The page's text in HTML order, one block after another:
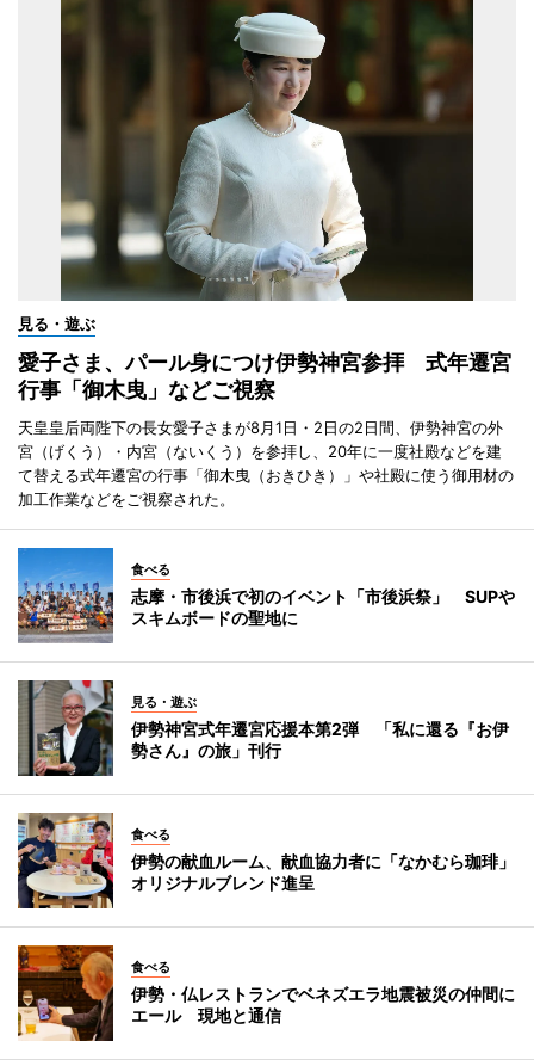
見る・遊ぶ
愛子さま、パール身につけ伊勢神宮参拝 式年遷宮
行事「御木曳」などご視察
天皇皇后両陛下の長女愛子さまが8月1日・2日の2日間、伊勢神宮の外
宮（げくう）・内宮（ないくう）を参拝し、20年に一度社殿などを建
て替える式年遷宮の行事「御木曳（おきひき）」や社殿に使う御用材の
加工作業などをご視察された。
食べる
志摩・市後浜で初のイベント「市後浜祭」 SUPや
スキムボードの聖地に
見る・遊ぶ
伊勢神宮式年遷宮応援本第2弾 「私に還る『お伊
勢さん』の旅」刊行
食べる
伊勢の献血ルーム、献血協力者に「なかむら珈琲」
オリジナルブレンド進呈
食べる
伊勢・仏レストランでベネズエラ地震被災の仲間に
エール 現地と通信